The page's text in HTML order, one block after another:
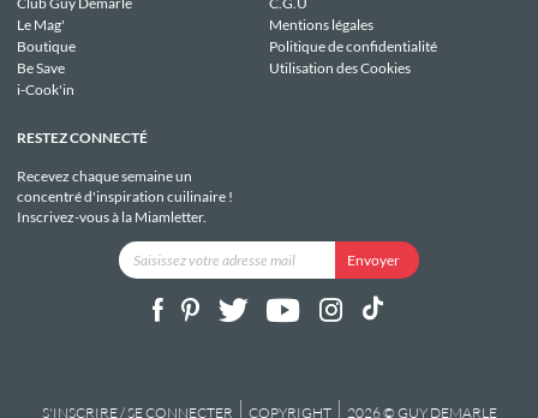
Le Mag'
Boutique
Be Save
i-Cook'in
Mentions légales
Politique de confidentialité
Utilisation des Cookies
RESTEZ CONNECTÉ
Recevez chaque semaine un
concentré d'inspiration cuilinaire !
Inscrivez-vous à la Miamletter.
S'INSCRIRE / SE CONNECTER COPYRIGHT 2026 © GUY DEMARLE